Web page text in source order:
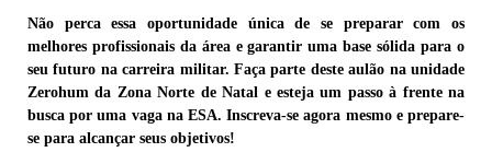
Não perca essa oportunidade única de se preparar com os
melhores profissionais da área e garantir uma base sólida para o
seu futuro na carreira militar. Faça parte deste aulão na unidade
Zerohum da Zona Norte de Natal e esteja um passo à frente na
busca por uma vaga na ESA. Inscreva-se agora mesmo e prepare-
se para alcançar seus objetivos!